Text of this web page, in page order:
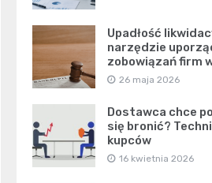
Upadłość
narzędzie
zobowiązań firm
26 maja 2026
Dostawca chce
się bronić?
kupców
16 kwietnia 2026